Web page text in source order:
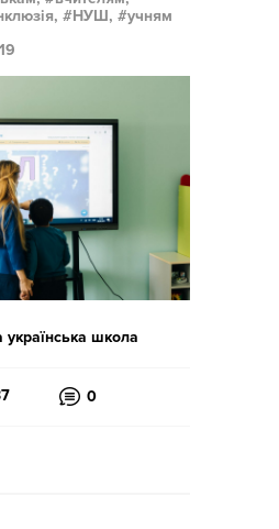
НУШ,
учням
українська школа
0